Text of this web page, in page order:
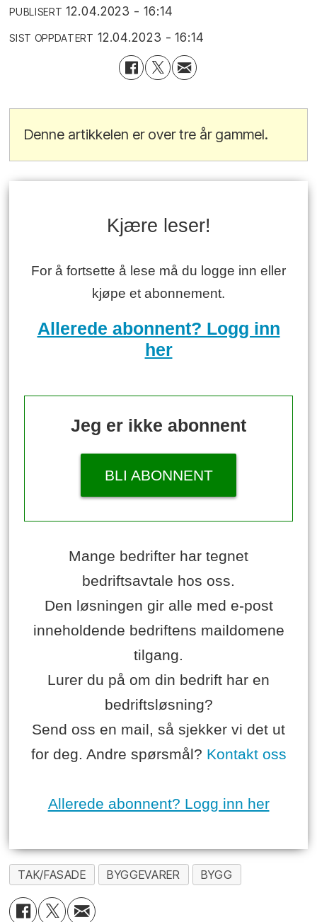
PUBLISERT 12.04.2023 - 16:14
SIST OPPDATERT 12.04.2023 - 16:14
Denne artikkelen er over tre år gammel.
Kjære leser!
For å fortsette å lese må du logge inn eller
kjøpe et abonnement.
Allerede abonnent? Logg inn
her
Jeg er ikke abonnent
BLI ABONNENT
Mange bedrifter har tegnet
bedriftsavtale hos oss.
Den løsningen gir alle med e-post
inneholdende bedriftens maildomene
tilgang.
Lurer du på om din bedrift har en
bedriftsløsning?
Send oss en mail, så sjekker vi det ut
for deg. Andre spørsmål? Kontakt oss
Allerede abonnent? Logg inn her
TAK/FASADE BYGGEVARER BYGG